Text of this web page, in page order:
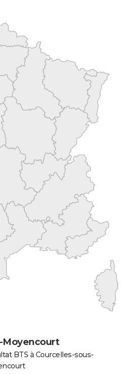
Moyencourt
BTS à Courcelles-sous-